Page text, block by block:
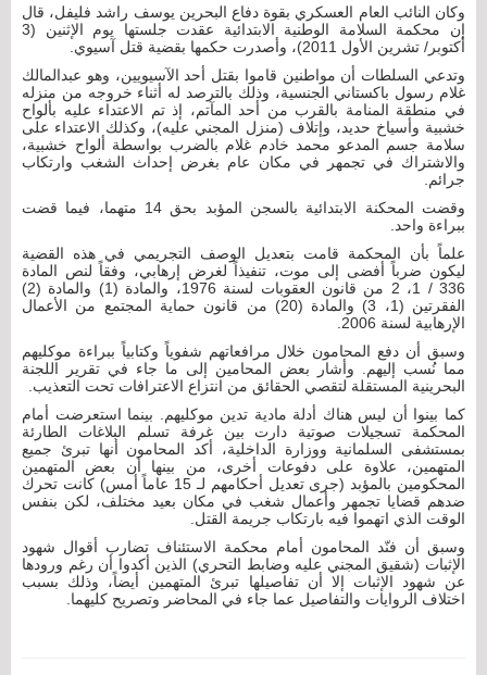
وكان النائب العام العسكري بقوة دفاع البحرين يوسف راشد فليفل، قال
إن محكمة السلامة الوطنية الابتدائية عقدت جلستها يوم الإثنين (3
أكتوبر/ تشرين الأول 2011)، وأصدرت حكمها بقضية قتل آسيوي.
وتدعي السلطات أن مواطنين قاموا بقتل أحد الآسيويين، وهو عبدالمالك
غلام رسول باكستاني الجنسية، وذلك بالترصد له أثناء خروجه من منزله
في منطقة المنامة بالقرب من أحد المآتم، إذ تم الاعتداء عليه بألواح
خشبية وأسياخ حديد، وإتلاف (منزل المجني عليه)، وكذلك الاعتداء على
سلامة جسم المدعو محمد خادم غلام بالضرب بواسطة ألواح خشبية،
والاشتراك في تجمهر في مكان عام بغرض إحداث الشغب وارتكاب
جرائم.
وقضت المحكنة الابتدائية بالسجن المؤبد بحق 14 متهما، فيما قضت
ببراءة واحد.
علماً بأن المحكمة قامت بتعديل الوصف التجريمي في هذه القضية
ليكون ضرباً أفضى إلى موت، تنفيذاً لغرض إرهابي، وفقاً لنص المادة
336 / 1، 2 من قانون العقوبات لسنة 1976، والمادة (1) والمادة (2)
الفقرتين (1، 3) والمادة (20) من قانون حماية المجتمع من الأعمال
الإرهابية لسنة 2006.
وسبق أن دفع المحامون خلال مرافعاتهم شفوياً وكتابياً ببراءة موكليهم
مما نُسب إليهم. وأشار بعض المحامين إلى ما جاء في تقرير اللجنة
البحرينية المستقلة لتقصي الحقائق من انتزاع الاعترافات تحت التعذيب.
كما بينوا أن ليس هناك أدلة مادية تدين موكليهم. بينما استعرضت أمام
المحكمة تسجيلات صوتية دارت بين غرفة تسلم البلاغات الطارئة
بمستشفى السلمانية ووزارة الداخلية، أكد المحامون أنها تبرئ جميع
المتهمين، علاوة على دفوعات أخرى، من بينها أن بعض المتهمين
المحكومين بالمؤبد (جرى تعديل أحكامهم لـ 15 عاماً أمس) كانت تحرك
ضدهم قضايا تجمهر وأعمال شغب في مكان بعيد مختلف، لكن بنفس
الوقت الذي اتهموا فيه بارتكاب جريمة القتل.
وسبق أن فنّد المحامون أمام محكمة الاستئناف تضارب أقوال شهود
الإثبات (شقيق المجني عليه وضابط التحري) الذين أكدوا أن رغم ورودها
عن شهود الإثبات إلا أن تفاصيلها تبرئ المتهمين أيضاً، وذلك بسبب
اختلاف الروايات والتفاصيل عما جاء في المحاضر وتصريح كليهما.